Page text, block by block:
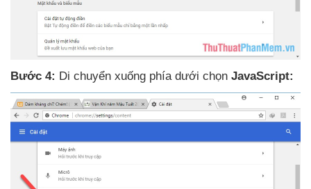
Bước 4: Di chuyển xuống phía dưới chọn JavaScript: